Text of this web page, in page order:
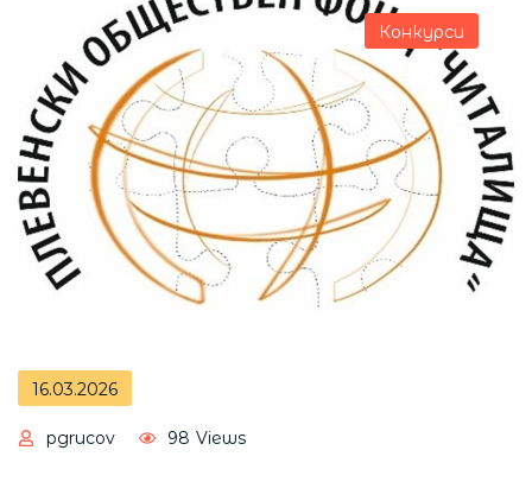
Конкурси
16.03.2026
pgrucov 98 Views